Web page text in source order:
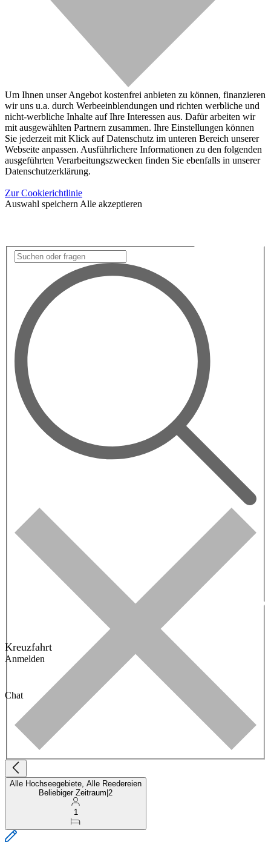
Um Ihnen unser Angebot kostenfrei anbieten zu können, finanzieren
wir uns u.a. durch Werbeeinblendungen und richten werbliche und
nicht-werbliche Inhalte auf Ihre Interessen aus. Dafür arbeiten wir
mit ausgewählten Partnern zusammen. Ihre Einstellungen können
Sie jederzeit mit Klick auf Datenschutz im unteren Bereich unserer
Webseite anpassen. Ausführlichere Informationen zu den folgenden
ausgeführten Verarbeitungszwecken finden Sie ebenfalls in unserer
Datenschutzerklärung.
Zur Cookierichtlinie
Auswahl speichern Alle akzeptieren
Kreuzfahrt
Anmelden
Chat
Alle Hochseegebiete, Alle Reedereien
Beliebiger Zeitraum 2
1